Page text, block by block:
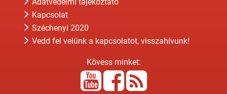
Kapcsolat
Széchenyi 2020
Vedd fel velünk a kapcsolatot, visszahívunk!
Kövess minket: